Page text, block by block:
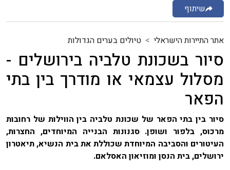
שיתוף
אתר התיירות הישראלי טיולים בערים הגדולות
סיור בשכונת טלביה בירושלים -
מסלול עצמאי או מודרך בין בתי
הפאר
סיור בין בתי הפאר של שכונת טלביה בין הווילות של רחובות
מרכוס, בלפור ושופן. סגנונות הבנייה המיוחדים, החצרות,
העיטורים והסביבה המיוחדת שכוללת את בית הנשיא, תיאטרון
ירושלים, בית הנסן ומוזיאון האסלאם.